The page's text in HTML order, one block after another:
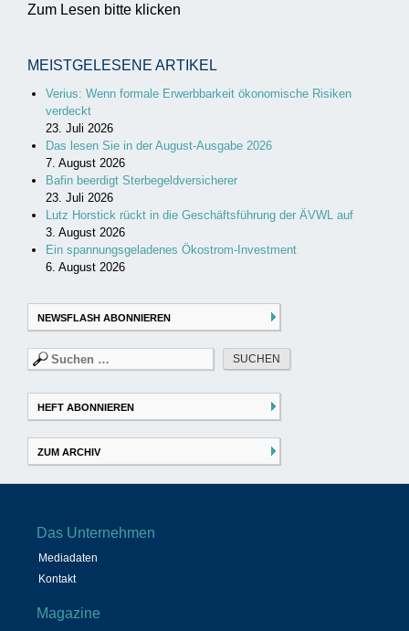
Zum Lesen bitte klicken
MEISTGELESENE ARTIKEL
Verius: Wenn formale Erwerbbarkeit ökonomische Risiken
verdeckt
23. Juli 2026
Das lesen Sie in der August-Ausgabe 2026
7. August 2026
Bafin beerdigt Sterbegeldversicherer
23. Juli 2026
Lutz Horstick rückt in die Geschäftsführung der ÄVWL auf
3. August 2026
Ein spannungsgeladenes Ökostrom-Investment
6. August 2026
NEWSFLASH ABONNIEREN
Suchen
nach:
HEFT ABONNIEREN
ZUM ARCHIV
Das Unternehmen
Mediadaten
Kontakt
Magazine